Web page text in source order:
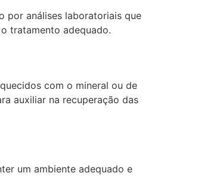
por análises laboratoriais que
tratamento adequado.
com o mineral ou de
auxiliar na recuperação das
um ambiente adequado e